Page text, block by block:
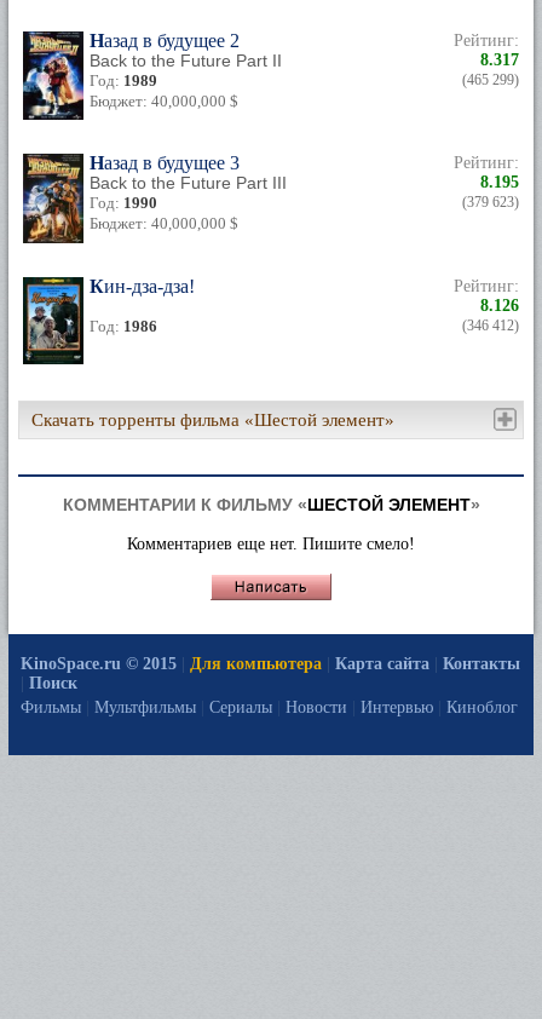
Назад в будущее 2
Back to the Future Part II
Год: 1989
Бюджет: 40,000,000 $
Рейтинг:
8.317
(465 299)
Назад в будущее 3
Back to the Future Part III
Год: 1990
Бюджет: 40,000,000 $
Рейтинг:
8.195
(379 623)
Кин-дза-дза!
Год: 1986
Рейтинг:
8.126
(346 412)
Скачать торренты фильма «Шестой элемент»
КОММЕНТАРИИ К ФИЛЬМУ «ШЕСТОЙ ЭЛЕМЕНТ»
Комментариев еще нет. Пишите смело!
KinoSpace.ru © 2015 Для компьютера Карта сайта
Контакты
Поиск
Фильмы
Мультфильмы Сериалы Новости Интервью Киноблог